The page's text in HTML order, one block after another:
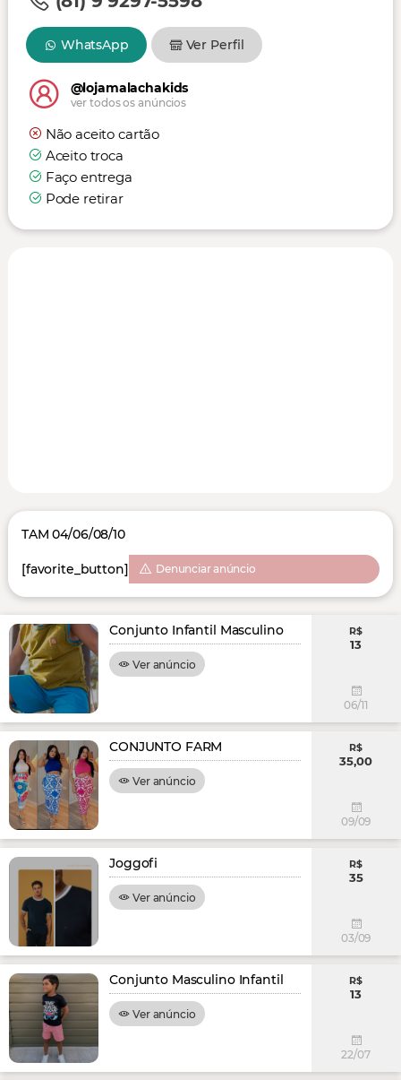
WhatsApp Ver Perfil
@lojamalachakids
ver todos os anúncios
Não aceito cartão
Aceito troca
Faço entrega
Pode retirar
TAM 04/06/08/10
[favorite_button] Denunciar anúncio
Conjunto Infantil Masculino
Ver anúncio
R$
13
06/11
CONJUNTO FARM
Ver anúncio
R$
35,00
09/09
Joggofi
Ver anúncio
R$
35
03/09
Conjunto Masculino Infantil
Ver anúncio
R$
13
22/07